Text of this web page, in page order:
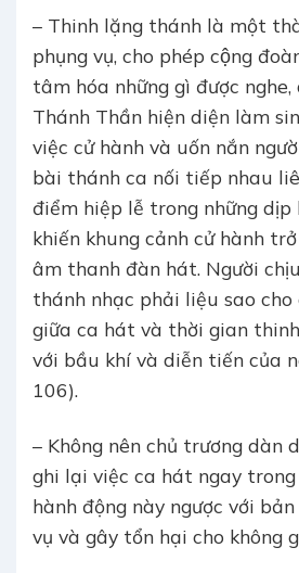
– Thinh lặng thánh là một
phụng vụ, cho phép cộng
tâm hóa những gì được nghe,
Thánh Thần hiện diện làm
việc cử hành và uốn nắn
bài thánh ca nối tiếp nhau
điểm hiệp lễ trong những dịp
khiến khung cảnh cử hành trở
âm thanh đàn hát. Người
thánh nhạc phải liệu sao cho
giữa ca hát và thời gian
với bầu khí và diễn tiến của
106).
– Không nên chủ trương dàn
ghi lại việc ca hát ngay trong
hành động này ngược với
vụ và gây tổn hại cho không